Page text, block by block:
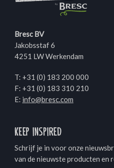
Bresc BV
Jakobsstaf 6
4251 LW Werkendam
T: +31 (0) 183 200 000
F: +31 (0) 183 310 210
E: info@bresc.com
Keep inspired
Schrijf je in voor onze
van de nieuwste producten en